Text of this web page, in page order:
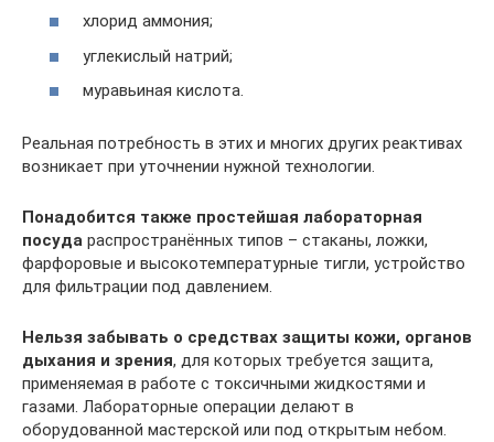
хлорид аммония;
углекислый натрий;
муравьиная кислота.
Реальная потребность в этих и многих других реактивах
возникает при уточнении нужной технологии.
Понадобится также простейшая лабораторная
посуда распространённых типов – стаканы, ложки,
фарфоровые и высокотемпературные тигли, устройство
для фильтрации под давлением.
Нельзя забывать о средствах защиты кожи, органов
дыхания и зрения, для которых требуется защита,
применяемая в работе с токсичными жидкостями и
газами. Лабораторные операции делают в
оборудованной мастерской или под открытым небом.